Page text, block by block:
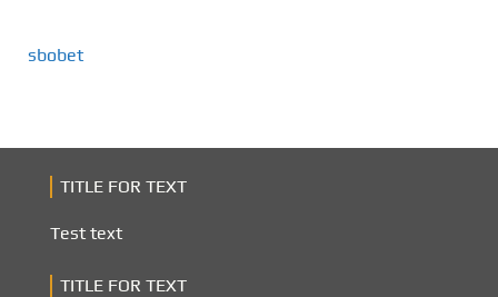
sbobet
TITLE FOR TEXT
Test text
TITLE FOR TEXT